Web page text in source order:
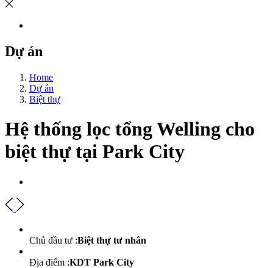
Dự án
Home
Dự án
Biệt thự
Hệ thống lọc tổng Welling cho
biệt thự tại Park City
Chủ đầu tư :Biệt thự tư nhân
Địa điểm :KDT Park City